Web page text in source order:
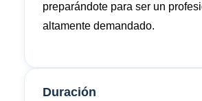
preparándote para ser un
altamente demandado.
Duración